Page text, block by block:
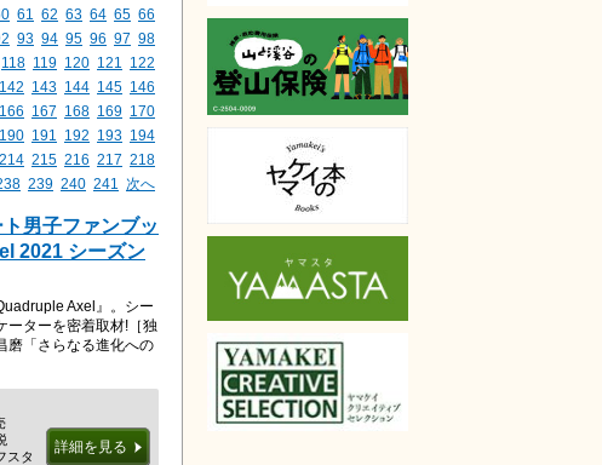
61 62 63 64 65 66
93 94 95 96 97 98
118 119 120 121
122
142 143 144 145 146
166 167 168 169 170
190 191 192 193 194
214 215 216 217 218
239 240 241 次へ
男子ファンブッ
2021 シーズン
Axel』。シー
ーターを密着取材!［独
磨「さらなる進化への
スタ
詳細を見る